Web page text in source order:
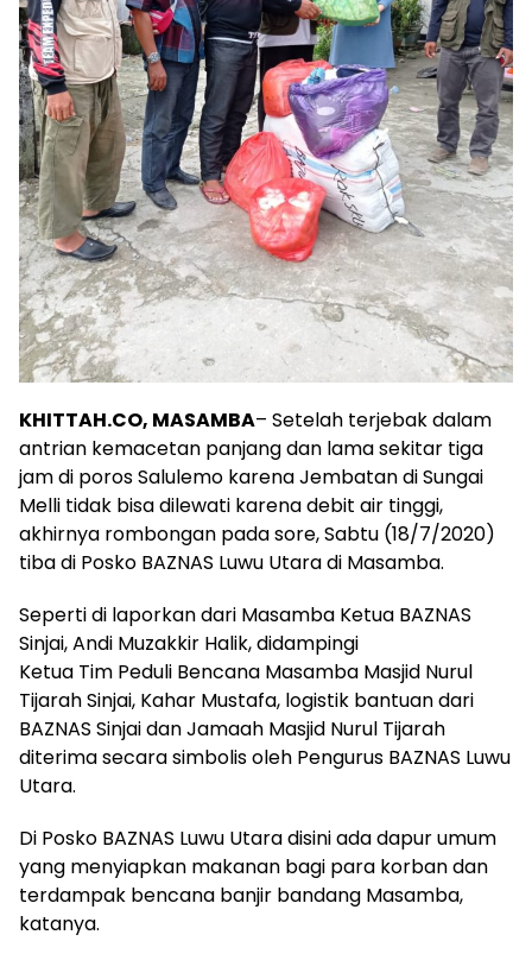
KHITTAH.CO, MASAMBA– Setelah terjebak dalam
antrian kemacetan panjang dan lama sekitar tiga
jam di poros Salulemo karena Jembatan di Sungai
Melli tidak bisa dilewati karena debit air tinggi,
akhirnya rombongan pada sore, Sabtu (18/7/2020)
tiba di Posko BAZNAS Luwu Utara di Masamba.
Seperti di laporkan dari Masamba Ketua BAZNAS
Sinjai, Andi Muzakkir Halik, didampingi
Ketua Tim Peduli Bencana Masamba Masjid Nurul
Tijarah Sinjai, Kahar Mustafa, logistik bantuan dari
BAZNAS Sinjai dan Jamaah Masjid Nurul Tijarah
diterima secara simbolis oleh Pengurus BAZNAS Luwu
Utara.
Di Posko BAZNAS Luwu Utara disini ada dapur umum
yang menyiapkan makanan bagi para korban dan
terdampak bencana banjir bandang Masamba,
katanya.